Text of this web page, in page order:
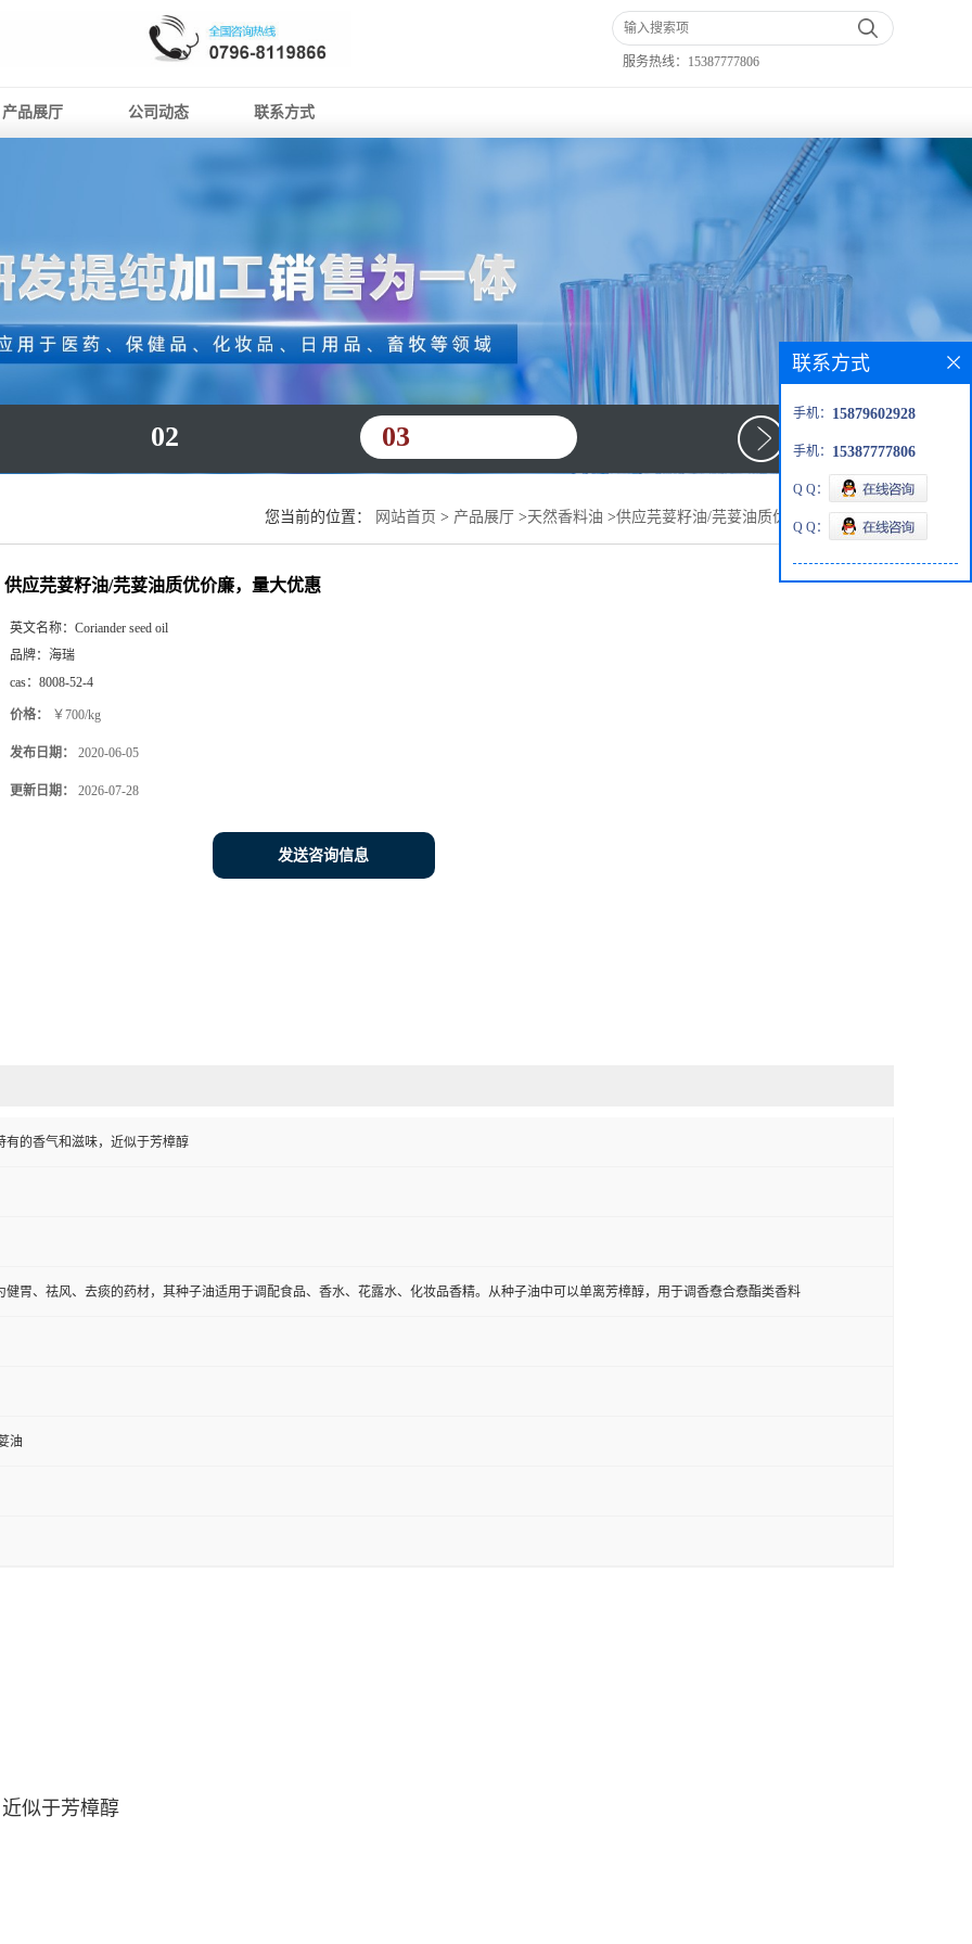
服务热线： 15387777806
产品展厅 公司动态 联系方式
02 03
您当前的位置： 网站首页 > 产品展厅 >天然香料油 >供应芫荽籽油/芫荽油质优价廉，量大优惠
供应芫荽籽油/芫荽油质优价廉，量大优惠
英文名称： Coriander seed oil
品牌： 海瑞
cas： 8008-52-4
价格： ￥700/kg
发布日期： 2020-06-05
更新日期： 2026-07-28
发送咨询信息
有的香气和滋味，近似于芳樟醇
健胃、祛风、去痰的药材，其种子油适用于调配食品、香水、花露水、化妆品香精。从种子油中可以单离芳樟醇，用于调香憃合憃酯类香料
油
似于芳樟醇
联系方式
手机： 15879602928
手机： 15387777806
Q Q：
Q Q：